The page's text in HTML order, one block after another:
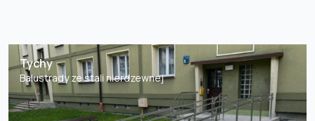
Tychy
Balustrady ze stali nierdzewnej